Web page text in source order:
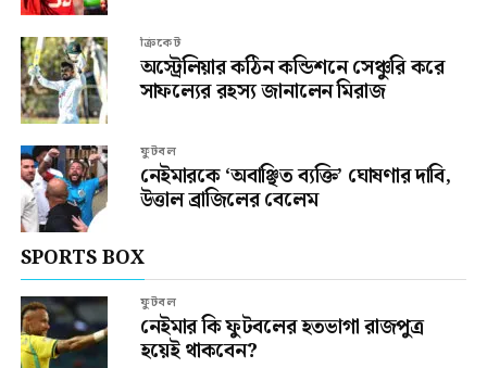
ক্রিকেট
অস্ট্রেলিয়ার কঠিন কন্ডিশনে সেঞ্চুরি করে
সাফল্যের রহস্য জানালেন মিরাজ
ফুটবল
নেইমারকে ‘অবাঞ্ছিত ব্যক্তি’ ঘোষণার দাবি,
উত্তাল ব্রাজিলের বেলেম
SPORTS BOX
ফুটবল
নেইমার কি ফুটবলের হতভাগা রাজপুত্র
হয়েই থাকবেন?